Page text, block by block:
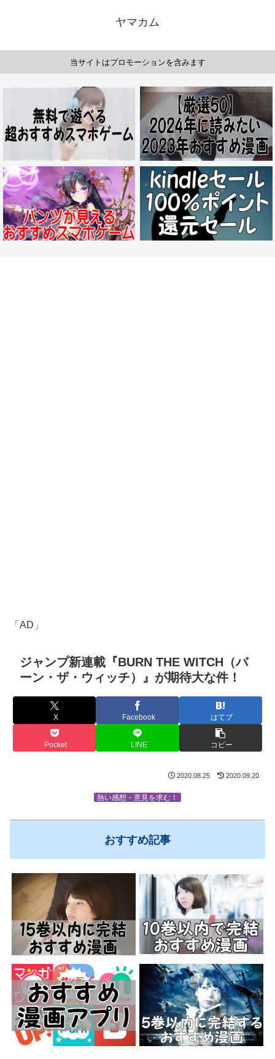
ヤマカム
当サイトはプロモーションを含みます
「AD」
ジャンプ新連載『BURN THE WITCH（バ
ーン・ザ・ウィッチ）』が期待大な件！
X Facebook はてブ
Pocket LINE コピー
2020.08.25 2020.09.20
熱い感想・意見を求む！
おすすめ記事